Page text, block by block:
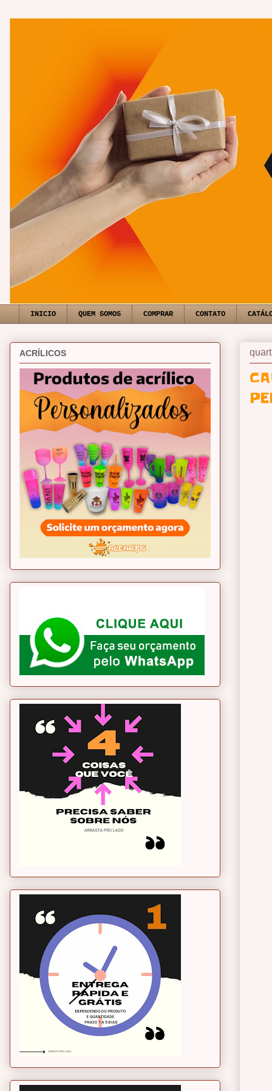
INICIO QUEM SOMOS COMPRAR CONTATO
ACRÍLICOS